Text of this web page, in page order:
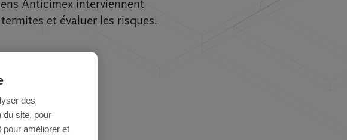
Anticimex interviennent
et évaluer les risques.
situation.
des
du site, pour
pour améliorer et